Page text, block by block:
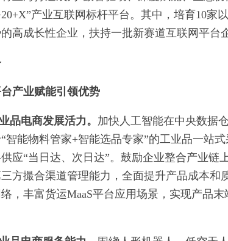
产业互联网标杆平台。其中，培育10家
高成长性企业，扶持一批新赛道互联网平台
台产业赋能引领优势
品电商发展活力。 加快人工智能在中央数据
智能物料管家+智能选品专家”的工业品一站
应“当日达、次日达”。鼓励企业整合产业链
方撮合渠道管理能力，全面提升产品成本和
，丰富货运MaaS平台应用场景，实现产品